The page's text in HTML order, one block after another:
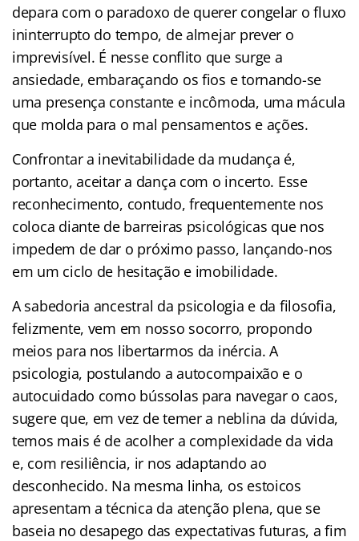
depara com o paradoxo de querer congelar o fluxo
ininterrupto do tempo, de almejar prever o
imprevisível. É nesse conflito que surge a
ansiedade, embaraçando os fios e tornando-se
uma presença constante e incômoda, uma mácula
que molda para o mal pensamentos e ações.
Confrontar a inevitabilidade da mudança é,
portanto, aceitar a dança com o incerto. Esse
reconhecimento, contudo, frequentemente nos
coloca diante de barreiras psicológicas que nos
impedem de dar o próximo passo, lançando-nos
em um ciclo de hesitação e imobilidade.
A sabedoria ancestral da psicologia e da filosofia,
felizmente, vem em nosso socorro, propondo
meios para nos libertarmos da inércia. A
psicologia, postulando a autocompaixão e o
autocuidado como bússolas para navegar o caos,
sugere que, em vez de temer a neblina da dúvida,
temos mais é de acolher a complexidade da vida
e, com resiliência, ir nos adaptando ao
desconhecido. Na mesma linha, os estoicos
apresentam a técnica da atenção plena, que se
baseia no desapego das expectativas futuras, a fim